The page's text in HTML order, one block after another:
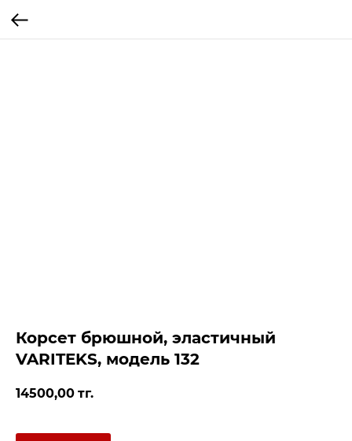
Корсет брюшной, эластичный
VARITEKS, модель 132
14500,00 тг.